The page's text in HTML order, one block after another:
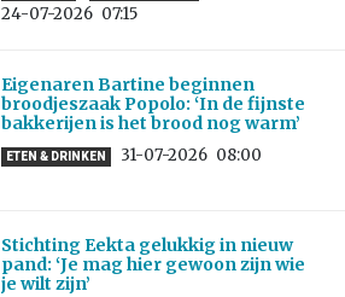
24-07-2026 07:15
Eigenaren Bartine beginnen
broodjeszaak Popolo: ‘In de fijnste
bakkerijen is het brood nog warm’
ETEN & DRINKEN 31-07-2026 08:00
Stichting Eekta gelukkig in nieuw
pand: ‘Je mag hier gewoon zijn wie
je wilt zijn’